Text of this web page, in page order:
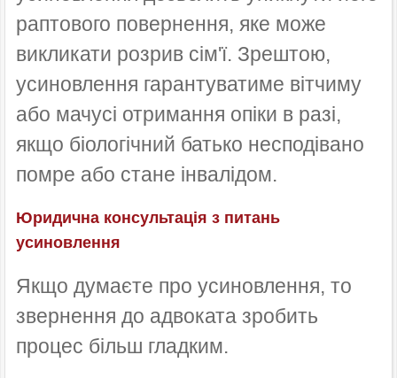
раптового повернення, яке може
викликати розрив сім'ї. Зрештою,
усиновлення гарантуватиме вітчиму
або мачусі отримання опіки в разі,
якщо біологічний батько несподівано
помре або стане інвалідом.
Юридична консультація з питань
усиновлення
Якщо думаєте про усиновлення, то
звернення до адвоката зробить
процес більш гладким.